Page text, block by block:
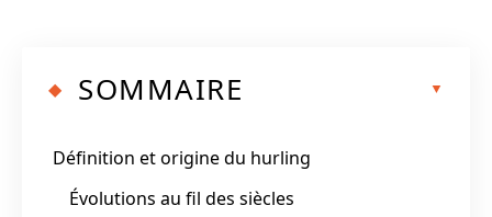
SOMMAIRE
Définition et origine du hurling
Évolutions au fil des siècles